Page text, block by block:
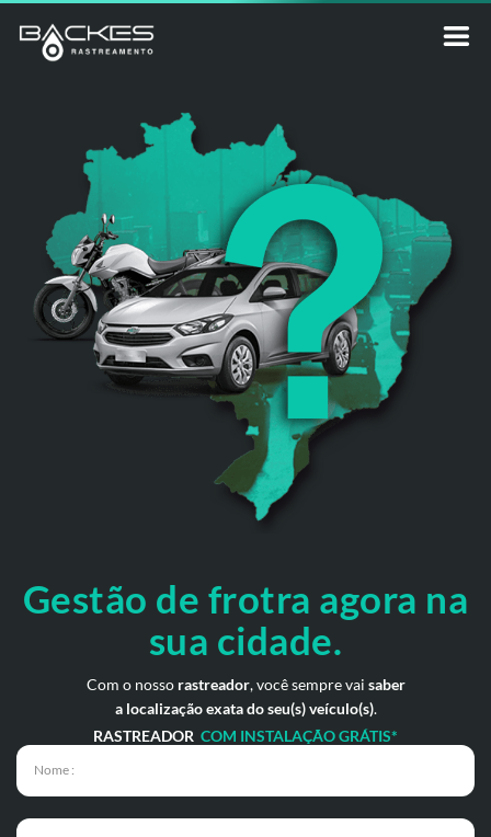
Gestão de frotra agora na
sua cidade.
Com o nosso rastreador, você sempre vai saber
a localização exata do seu(s) veículo(s).
RASTREADOR COM INSTALAÇÃO GRÁTIS*